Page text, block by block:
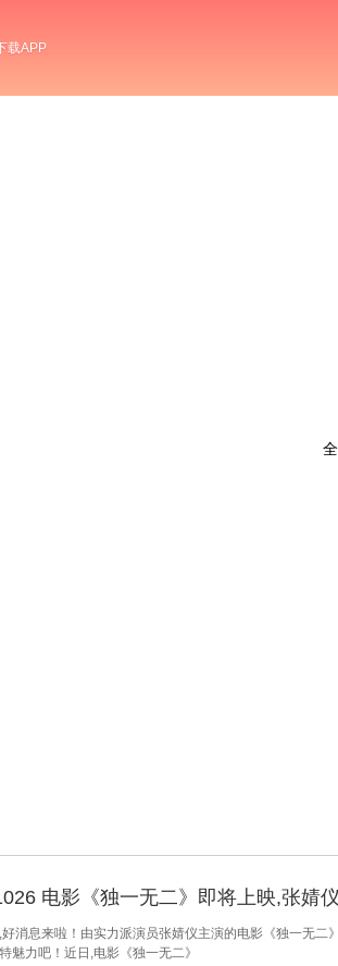
载APP
电影《独一无二》即将上映,张婧
消息来啦！由实力派演员张婧仪主演的电影《独一无
魅力吧！近日,电影《独一无二》